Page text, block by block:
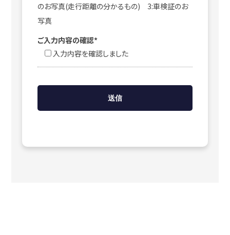
のお写真(走行距離の分かるもの) 3:車検証のお
写真
ご入力内容の確認*
入力内容を確認しました